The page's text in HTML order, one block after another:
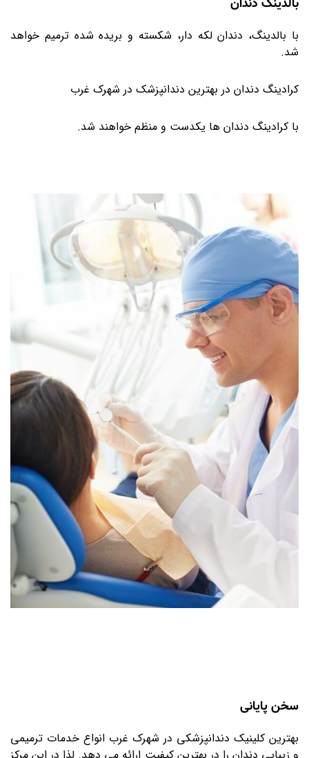
با بالدینگ، دندان لکه دار، شکسته و بریده شده ترمیم خواهد
شد.
کرادینگ دندان در بهترین دندانپزشک در شهرک غرب
با کرادینگ دندان ها یکدست و منظم خواهند شد.
سخن پایانی
بهترین کلینیک دندانپزشکی در شهرک غرب انواع خدمات ترمیمی